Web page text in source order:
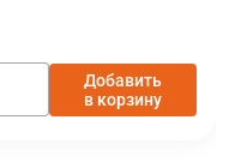
Добавить
в корзину